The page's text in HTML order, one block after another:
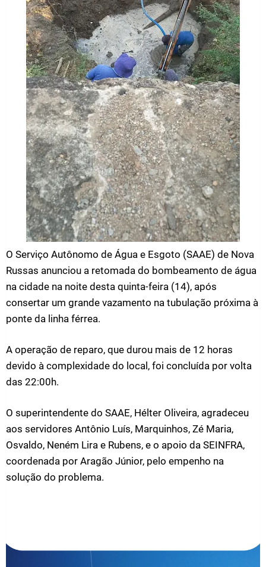
O Serviço Autônomo de Água e Esgoto (SAAE) de Nova
Russas anunciou a retomada do bombeamento de água
na cidade na noite desta quinta-feira (14), após
consertar um grande vazamento na tubulação próxima à
ponte da linha férrea.
A operação de reparo, que durou mais de 12 horas
devido à complexidade do local, foi concluída por volta
das 22:00h.
O superintendente do SAAE, Hélter Oliveira, agradeceu
aos servidores Antônio Luís, Marquinhos, Zé Maria,
Osvaldo, Neném Lira e Rubens, e o apoio da SEINFRA,
coordenada por Aragão Júnior, pelo empenho na
solução do problema.